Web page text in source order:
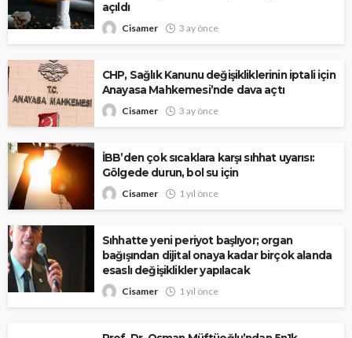
açıldı
Cisamer 3 ay önce
CHP, Sağlık Kanunu değişikliklerinin iptali için
Anayasa Mahkemesi’nde dava açtı
Cisamer 3 ay önce
İBB’den çok sıcaklara karşı sıhhat uyarısı:
Gölgede durun, bol su için
Cisamer 1 yıl önce
Sıhhatte yeni periyot başlıyor; organ
bağışından dijital onaya kadar birçok alanda
esaslı değişiklikler yapılacak
Cisamer 1 yıl önce